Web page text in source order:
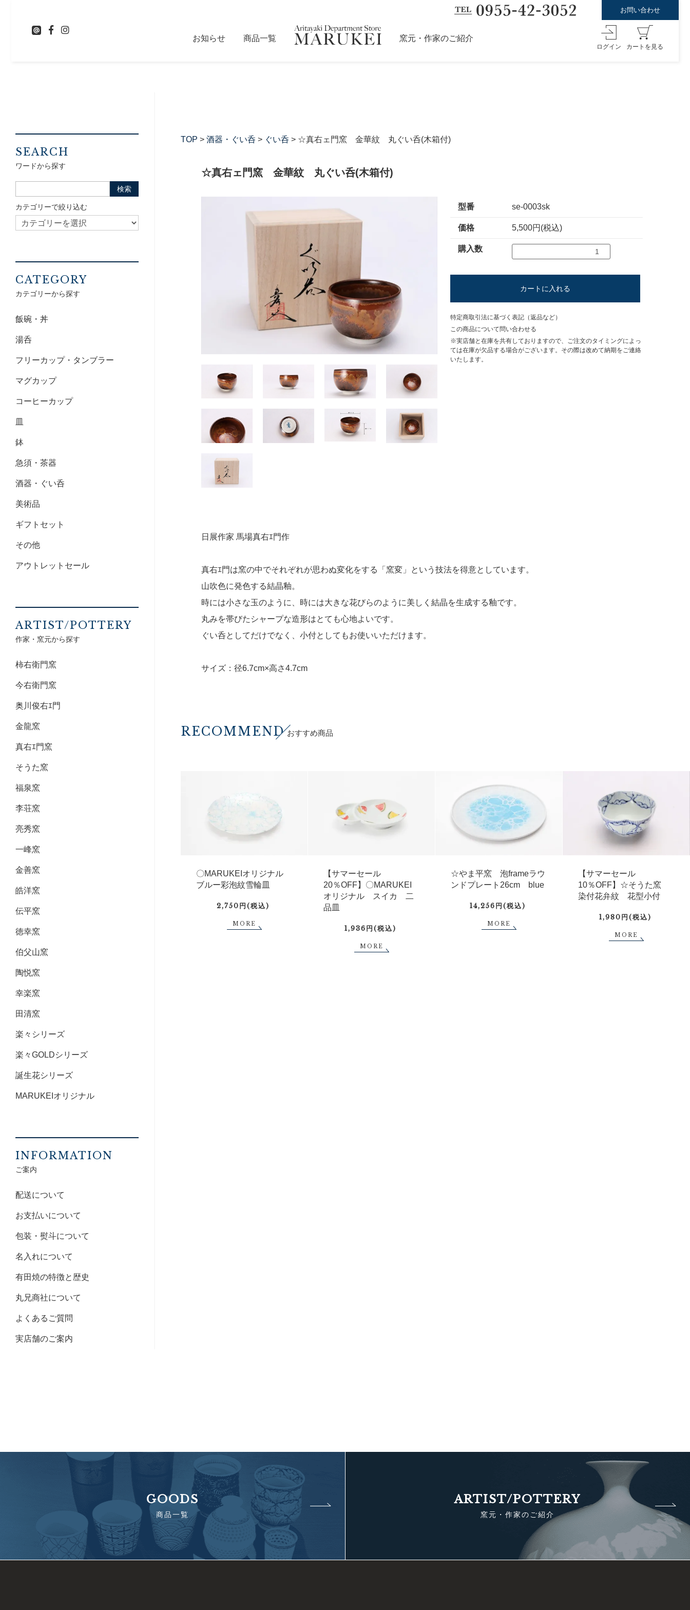
お問い合わせ
お知らせ 商品一覧 窯元・作家のご紹介
ログイン カートを見る
TOP > 酒器・ぐい呑 > ぐい呑 > ☆真右ェ門窯 金華紋 丸ぐい呑(木箱付)
☆真右ェ門窯 金華紋 丸ぐい呑(木箱付)
型番 se-0003sk
価格 5,500円(税込)
購入数
カートに入れる
特定商取引法に基づく表記（返品など）
この商品について問い合わせる
※実店舗と在庫を共有しておりますので、ご注文のタイミングによっ
ては在庫が欠品する場合がございます。その際は改めて納期をご連絡
いたします。
日展作家 馬場真右ｴ門作
真右ｴ門は窯の中でそれぞれが思わぬ変化をする「窯変」という技法を得意としています。
山吹色に発色する結晶釉。
時には小さな玉のように、時には大きな花びらのように美しく結晶を生成する釉です。
丸みを帯びたシャープな造形はとても心地よいです。
ぐい呑としてだけでなく、小付としてもお使いいただけます。
サイズ：径6.7cm×高さ4.7cm
RECOMMEND おすすめ商品
〇MARUKEIオリジナル
ブルー彩泡紋雪輪皿
2,750円(税込)
MORE
【サマーセール
20％OFF】〇MARUKEI
オリジナル スイカ 二
品皿
1,936円(税込)
MORE
☆やま平窯 泡frameラウ
ンドプレート26cm blue
14,256円(税込)
MORE
【サマーセール
10％OFF】☆そうた窯
染付花弁紋 花型小付
1,980円(税込)
MORE
SEARCH
ワードから探す
カテゴリーで絞り込む
CATEGORY
カテゴリーから探す
飯碗・丼
湯呑
フリーカップ・タンブラー
マグカップ
コーヒーカップ
皿
鉢
急須・茶器
酒器・ぐい呑
美術品
ギフトセット
その他
アウトレットセール
ARTIST/POTTERY
作家・窯元から探す
柿右衛門窯
今右衛門窯
奥川俊右ｴ門
金龍窯
真右ｴ門窯
そうた窯
福泉窯
李荘窯
亮秀窯
一峰窯
金善窯
皓洋窯
伝平窯
徳幸窯
伯父山窯
陶悦窯
幸楽窯
田清窯
楽々シリーズ
楽々GOLDシリーズ
誕生花シリーズ
MARUKEIオリジナル
INFORMATION
ご案内
配送について
お支払いについて
包装・熨斗について
名入れについて
有田焼の特徴と歴史
丸兄商社について
よくあるご質問
実店舗のご案内
GOODS
商品一覧
ARTIST/POTTERY
窯元・作家のご紹介